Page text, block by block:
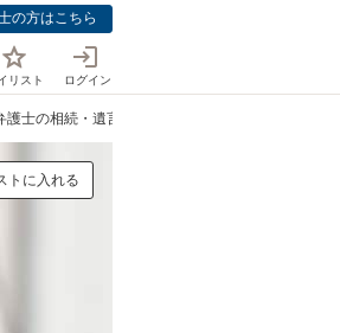
の方はこちら
リスト ログイン
護士の相続・遺言での強み
トに入れる